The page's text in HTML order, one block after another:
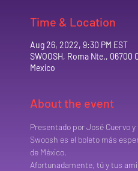
Time & Location
Aug 26, 2022, 9:30 PM EST
SWOOSH, Roma Nte., 06700
Mexico
About the event
Presentado por José Cuervo
Swoosh es el boleto más
de México.
Afortunadamente, tú y tus